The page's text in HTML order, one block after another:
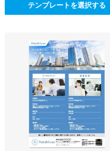
テンプレートを選択する